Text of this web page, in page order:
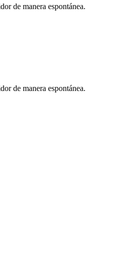
de manera espontánea.
de manera espontánea.